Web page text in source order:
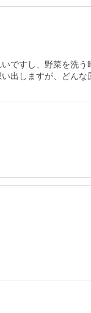
ですし、野菜を洗う
出しますが、どんな